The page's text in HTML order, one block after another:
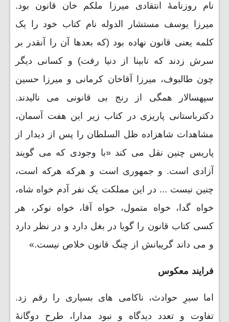
نام روزنامۀ انتقادی میرزا ملکم خان قانون بود.
میرزا یوسف مستشار الدوله نام کتاب خود را یک
کلمه یعنی قانون نهاده بود (که بعدها آن را آنقدر بر
سرش زدند که نابینا از دنیا رفت) و کسانی دیگر
چون طالبوف، میرزا آقاخان کرمانی و میرزا حسین
سپهسالار همگی از رنج بی قانونی می نالیدند.
دکترباستانی پاریزی در کتاب زیر این هفت آسمان،
مشاهدات شاهزاده ظل السلطان را پس از دیدار از
پاریس چنین نقل می کند «با وجودی که می گویند
آزادی است. و جمهوری است و هرکه هرکه است،
چنین نیست ... در این مملکت یک نفر آدم خواه شاه،
خواه گدا، خواه متمول، خواه آقا، خواه نوکر، هر
کسی کتاب قانون را گویا در بغل دارد و در نظر دارد
و می داند گریبانش از چنگ قانون خلاص نیست.»
فرایند معکوس
اما سیرِ حوادث، ناکامی های بسیاری را رقم زد.
تفاوت و تعدد دیدگاه و نبود مدارا، طرح دوگانۀ